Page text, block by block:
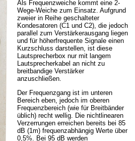
Als Frequenzweiche kommt eine 2-
Wege-Weiche zum Einsatz. Aufgrund
zweier in Reihe geschalteter
Kondesatoren (C1 und C2), die jedoch
parallel zum Verstärkerausgang liegen
und für höherfrequente Signale einen
Kurzschluss darstellen, ist diese
Lautsprecherbox nur mit langem
Lautsprecherkabel an nicht zu
breitbandige Verstärker
anzuschließen.
Der Frequenzgang ist im unteren
Bereich eben, jedoch im oberen
Frequenzbereich (wie für Breitbänder
üblich) recht wellig. Die nichtlinearen
Verzerrungen erreichen bereits bei 85
dB (1m) frequenzabhängig Werte über
0,5%. Bei 95 dB werden